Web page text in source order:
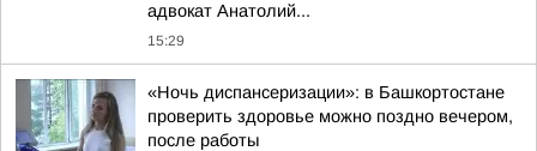
адвокат Анатолий...
15:29
«Ночь диспансеризации»: в Башкортостане
проверить здоровье можно поздно вечером,
после работы